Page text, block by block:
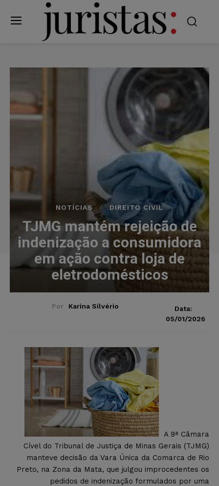
NOTÍCIAS DIREITO CIVIL
TJMG mantém rejeição de
indenização a consumidora
em ação contra loja de
eletrodomésticos
Por Karina Silvério
Data:
05/01/2026
A 9ª Câmara
Cível do Tribunal de Justiça de Minas Gerais (TJMG)
manteve decisão da Vara Única da Comarca de Rio
Preto, na Zona da Mata, que julgou improcedentes os
pedidos de indenização formulados por uma